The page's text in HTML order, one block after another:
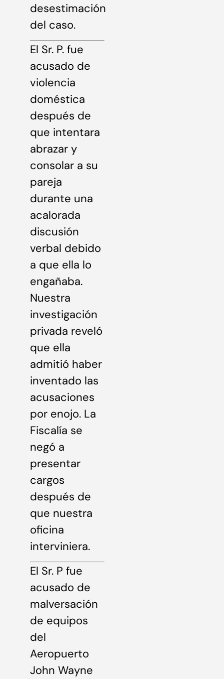
desestimación
del caso.
El Sr. P. fue
acusado de
violencia
doméstica
después de
que intentara
abrazar y
consolar a su
pareja
durante una
acalorada
discusión
verbal debido
a que ella lo
engañaba.
Nuestra
investigación
privada reveló
que ella
admitió haber
inventado las
acusaciones
por enojo. La
Fiscalía se
negó a
presentar
cargos
después de
que nuestra
oficina
interviniera.
El Sr. P fue
acusado de
malversación
de equipos
del
Aeropuerto
John Wayne